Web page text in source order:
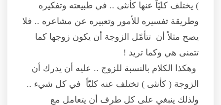
) يختلف كليّاً عنها كأنثى .. في طبيعته وتفكيره
وطريقة تفسيره للأمور وتعبيره عن مشاعره .. فلا
يصح مثلاً أن تتأمّل الزوجة أن يكون زوجها كما
تتمنى هي وكما تريد !
وهكذا الكلام بالنسبة للزوج .. عليه أن يدرك أن
الزوجة ( كأنثى ) تختلف عنه كليّاً في كل شيء ..
ولذلك ينبغي على كل طرف أن يتعامل مع